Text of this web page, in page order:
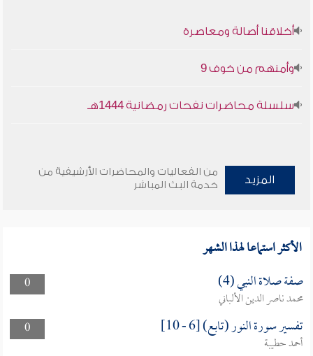
أخلاقنا أصالة ومعاصرة
وأمنهم من خوف 9
سلسلة محاضرات نفحات رمضانية 1444هـ
المزيد
من الفعاليات والمحاضرات الأرشيفية من
خدمة البث المباشر
الأكثر استماعا لهذا الشهر
0 صفة صلاة النبي (4)
محمد ناصر الدين الألباني
0
تفسير سورة النور (تابع) [6 - 10]
أحمد حطيبة